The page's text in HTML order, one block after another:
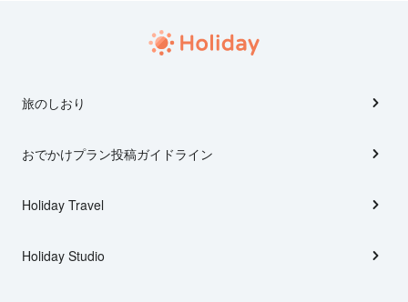
旅のしおり
おでかけプラン投稿ガイドライン
Holiday Travel
Holiday Studio